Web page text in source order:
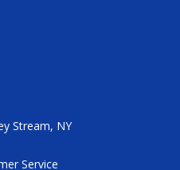
Stream, NY
Service